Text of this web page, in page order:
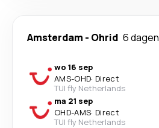
Amsterdam - Ohrid 6 dagen
wo 16 sep
AMS-OHD· Direct
TUI fly Netherlands
ma 21 sep
OHD-AMS· Direct
TUI fly Netherlands